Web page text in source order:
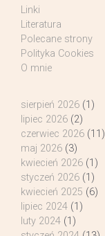
Linki
Literatura
Polecane strony
Polityka Cookies
O mnie
sierpień 2026 (1)
lipiec 2026 (2)
czerwiec 2026 (11)
maj 2026 (3)
kwiecień 2026 (1)
styczeń 2026 (1)
kwiecień 2025 (6)
lipiec 2024 (1)
luty 2024 (1)